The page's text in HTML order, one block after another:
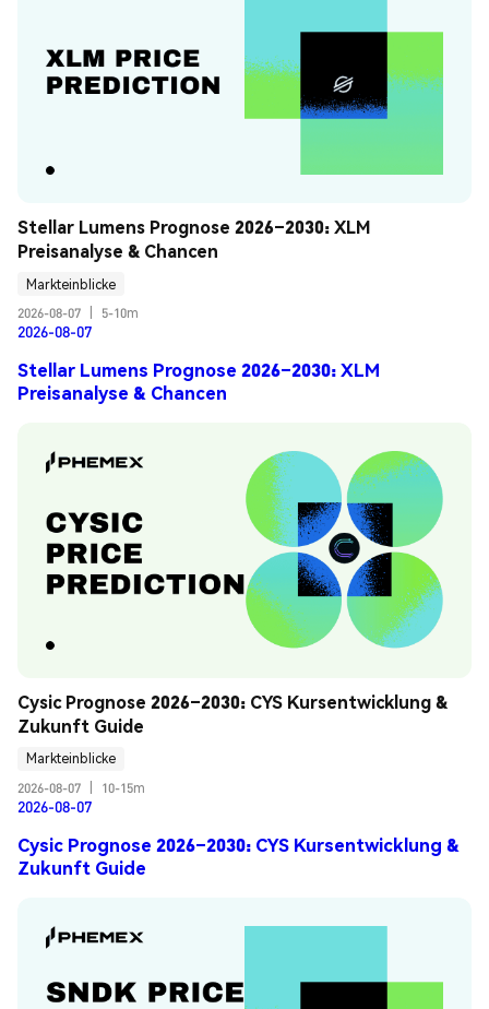
Stellar Lumens Prognose 2026–2030: XLM
Preisanalyse & Chancen
Markteinblicke
2026-08-07
5-10m
2026-08-07
Stellar Lumens Prognose 2026–2030: XLM
Preisanalyse & Chancen
Cysic Prognose 2026–2030: CYS Kursentwicklung &
Zukunft Guide
Markteinblicke
2026-08-07
10-15m
2026-08-07
Cysic Prognose 2026–2030: CYS Kursentwicklung &
Zukunft Guide